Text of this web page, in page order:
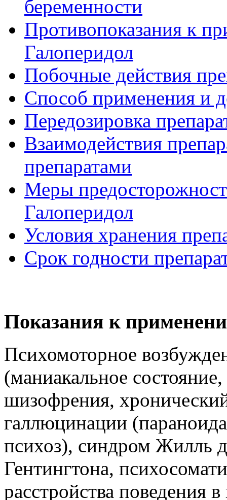
беременности
Противопоказания к
Галоперидол
Побочные действия
Способ применения и
Передозировка
Взаимодействия
препаратами
Меры
Галоперидол
Условия хранения
Срок годности
Показания к
Психомоторное
(маниакальное
шизофрения,
галлюцинации
психоз), синдром Жилль
Гентингтона,
расстройства поведения